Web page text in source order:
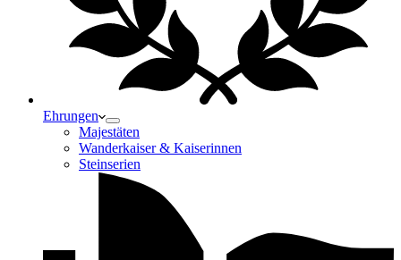
Ehrungen
Majestäten
Wanderkaiser & Kaiserinnen
Steinserien